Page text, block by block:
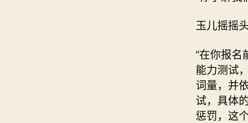
玉儿摇摇头
“在你报
能力测试
词量，并
试，具体
惩罚，这